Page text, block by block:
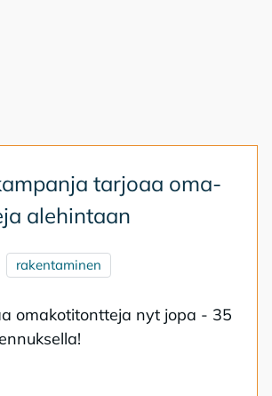
tar­jo­aa oma­
ale­hin­taan
rakentaminen
oma­ko­ti­tont­te­ja nyt jopa - 35
tarjoaa omakotitontteja alehintaan